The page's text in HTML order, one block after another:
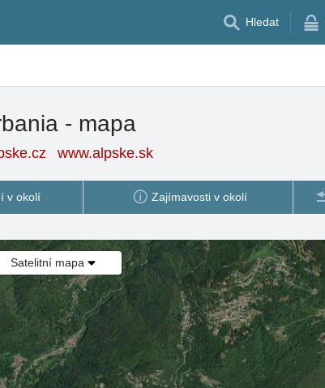
Hledat
- mapa
www.alpske.sk
v okolí Zajímavosti v okolí
Satelitní mapa